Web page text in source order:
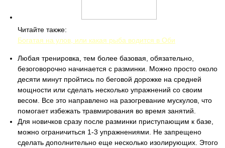
Читайте также:
Богатая на улов, или какая рыба водится в Оби
Любая тренировка, тем более базовая, обязательно,
безоговорочно начинается с разминки. Можно просто около
десяти минут пройтись по беговой дорожке на средней
мощности или сделать несколько упражнений со своим
весом. Все это направлено на разогревание мускулов, что
помогает избежать травмирования во время занятий.
Для новичков сразу после разминки приступающим к базе,
можно ограничиться 1-3 упражнениями. Не запрещено
сделать дополнительно еще несколько изолирующих. Этого